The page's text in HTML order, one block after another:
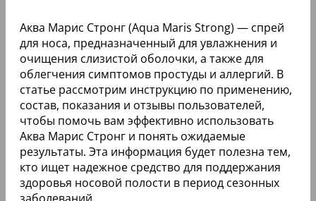
Аква Марис Стронг (Aqua Maris Strong) — спрей
для носа, предназначенный для увлажнения и
очищения слизистой оболочки, а также для
облегчения симптомов простуды и аллергий. В
статье рассмотрим инструкцию по применению,
состав, показания и отзывы пользователей,
чтобы помочь вам эффективно использовать
Аква Марис Стронг и понять ожидаемые
результаты. Эта информация будет полезна тем,
кто ищет надежное средство для поддержания
здоровья носовой полости в период сезонных